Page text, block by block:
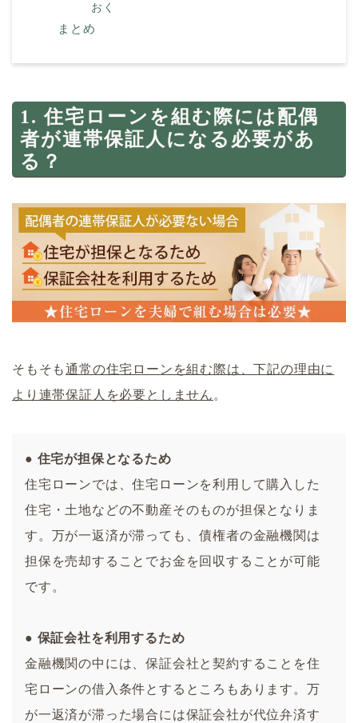
おく
まとめ
1. 住宅ローンを組む際には配偶
者が連帯保証人になる必要があ
る？
そもそも通常の住宅ローンを組む際は、下記の理由に
より連帯保証人を必要としません 。
● 住宅が担保となるため
住宅ローンでは、住宅ローンを利用して購入した
住宅・土地などの不動産そのものが担保となりま
す。万が一返済が滞っても、債権者の金融機関は
担保を売却することでお金を回収することが可能
です。
● 保証会社を利用するため
金融機関の中には、保証会社と契約することを住
宅ローンの借入条件とするところもあります。万
が一返済が滞った場合には保証会社が代位弁済す